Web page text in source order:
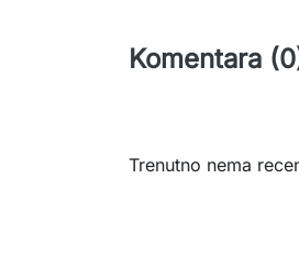
Komentara
Trenutno nema